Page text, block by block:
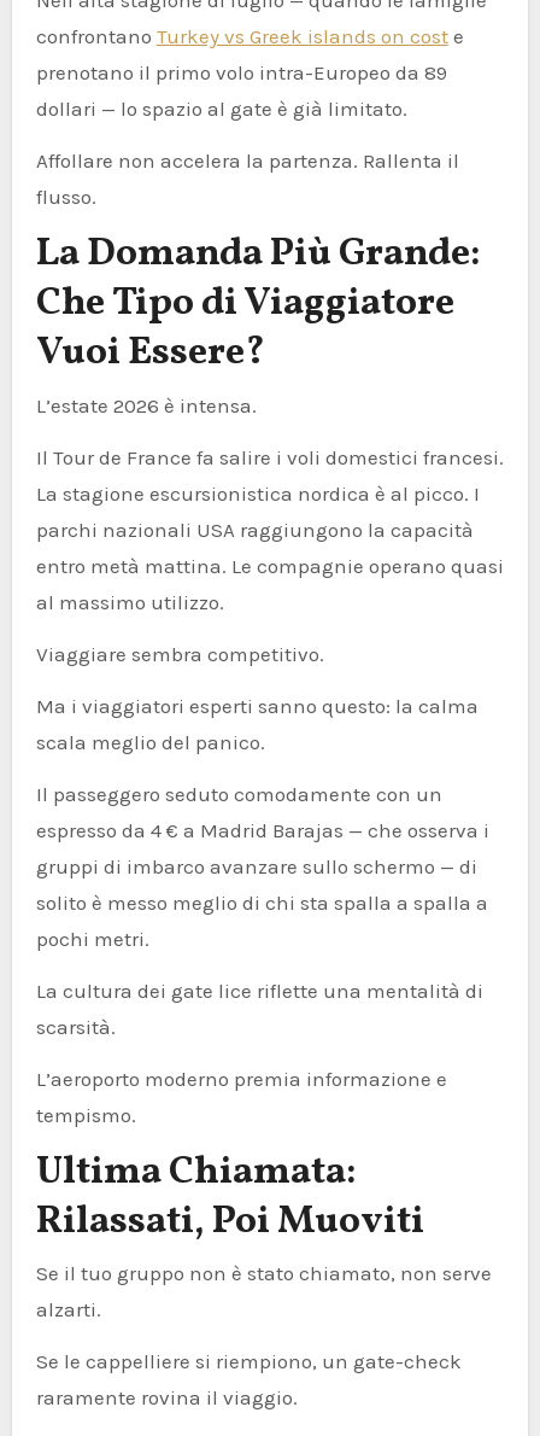
confrontano Turkey vs Greek islands on coste
prenotano il primo volo intra-Europeo da 89
dollari — lo spazio al gate è già limitato.
Affollare non accelera la partenza. Rallenta il
flusso.
La Domanda Più Grande:
Che Tipo di Viaggiatore
Vuoi Essere?
L’estate 2026 è intensa.
Il Tour de France fa salire i voli domestici francesi.
La stagione escursionistica nordica è al picco. I
parchi nazionali USA raggiungono la capacità
entro metà mattina. Le compagnie operano quasi
al massimo utilizzo.
Viaggiare sembra competitivo.
Ma i viaggiatori esperti sanno questo: la calma
scala meglio del panico.
Il passeggero seduto comodamente con un
espresso da 4 € a Madrid Barajas — che osserva i
gruppi di imbarco avanzare sullo schermo — di
solito è messo meglio di chi sta spalla a spalla a
pochi metri.
La cultura dei gate lice riflette una mentalità di
scarsità.
L’aeroporto moderno premia informazione e
tempismo.
Ultima Chiamata:
Rilassati, Poi Muoviti
Se il tuo gruppo non è stato chiamato, non serve
alzarti.
Se le cappelliere si riempiono, un gate-check
raramente rovina il viaggio.